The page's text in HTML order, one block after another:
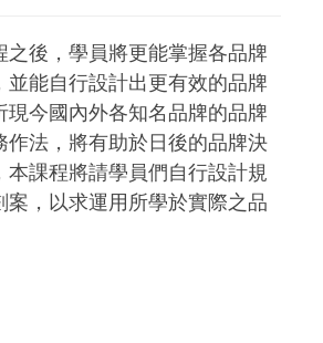
之後，學員將更能掌握各品牌
並能自行設計出更有效的品牌
現今國內外各知名品牌的品牌
作法，將有助於日後的品牌決
本課程將請學員們自行設計規
案，以求運用所學於實際之品